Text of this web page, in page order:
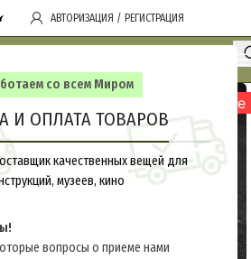
со всем Миром
И ОПЛАТА ТОВАРОВ
качественных вещей для
музеев, кино
вопросы о приеме нами
АВТОРИЗАЦИЯ / РЕГИСТРАЦИЯ
нет на складе